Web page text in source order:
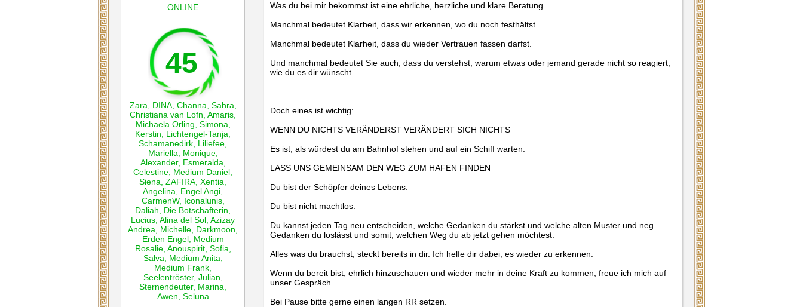
ONLINE
45
Zara DINA, Channa Sahra
Christiana van Lofn Amaris
Michaela Orling Simona
Kerstin
Lichtengel-Tanja
Schamanedirk Liliefee
Mariella
Monique,
Alexander, Esmeralda
Celestine Medium Daniel
Siena ZAFIRA Xentia
Angelina
Engel Angi
CarmenW, Iconalunis,
Daliah
Die Botschafterin
Lucius Alina del Sol Azizay
Andrea
Michelle Darkmoon
Erden Engel, Medium
Rosalie, Anouspirit, Sofia
Salva
Medium Anita
Medium Frank
Seelentröster, Julian
Sternendeuter, Marina
Awen Seluna
Was du bei mir bekommst ist eine ehrliche, herzliche und klare Beratung.
Manchmal bedeutet Klarheit, dass wir erkennen, wo du noch festhältst.
Manchmal bedeutet Klarheit, dass du wieder Vertrauen fassen darfst.
Und manchmal bedeutet Sie auch, dass du verstehst, warum etwas oder jemand gerade nicht so reagiert,
wie du es dir wünscht.
Doch eines ist wichtig:
WENN DU NICHTS VERÄNDERST VERÄNDERT SICH NICHTS
Es ist, als würdest du am Bahnhof stehen und auf ein Schiff warten.
LASS UNS GEMEINSAM DEN WEG ZUM HAFEN FINDEN
Du bist der Schöpfer deines Lebens.
Du bist nicht machtlos.
Du kannst jeden Tag neu entscheiden, welche Gedanken du stärkst und welche alten Muster und neg.
Gedanken du loslässt und somit, welchen Weg du ab jetzt gehen möchtest.
Alles was du brauchst, steckt bereits in dir. Ich helfe dir dabei, es wieder zu erkennen.
Wenn du bereit bist, ehrlich hinzuschauen und wieder mehr in deine Kraft zu kommen, freue ich mich auf
unser Gespräch.
Bei Pause bitte gerne einen langen RR setzen.